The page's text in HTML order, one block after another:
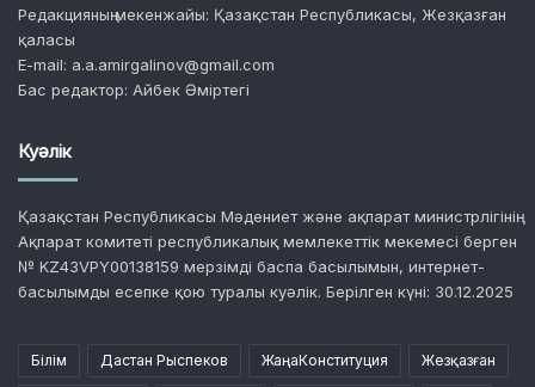
Редакцияның мекенжайы: Қазақстан Республикасы, Жезқазған
қаласы
E-mail: a.a.amirgalinov@gmail.com
Бас редактор: Айбек Әміртегі
Куәлік
Қазақстан Республикасы Мәдениет және ақпарат министрлігінің
Ақпарат комитеті республикалық мемлекеттік мекемесі берген
№ KZ43VPY00138159 мерзімді баспа басылымын, интернет-
басылымды есепке қою туралы куәлік. Берілген күні: 30.12.2025
Білім Дастан Рыспеков ЖаңаКонституция Жезқазған